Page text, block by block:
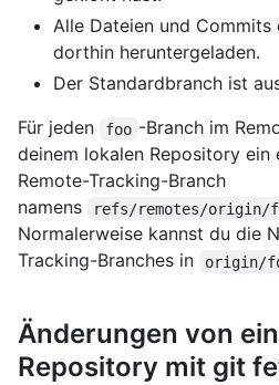
Alle Dateien und
dorthin heruntergeladen.
Der Standardbranch ist
Für jeden
foo -Branch im
deinem lokalen Repository ein
Remote-Tracking-Branch
namens
refs/remotes/origin/
Normalerweise kannst du die
Tracking-Branches in
origin/
Änderungen von
Repository mit git